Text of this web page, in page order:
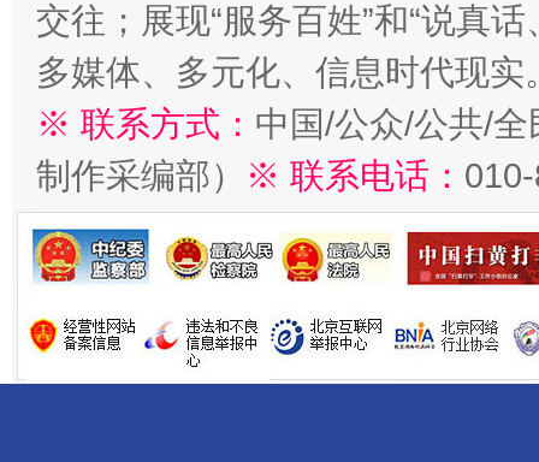
交往；展现“服务百姓”和“说真
多媒体、多元化、信息时代现实
※ 联系方式： 中国/公众/公共/
制作采编部）
※ 联系电话：